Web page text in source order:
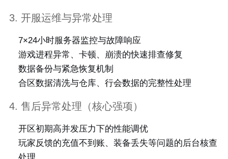
3. 开服运维与异常处理
7×24小时服务器监控与故障响应
游戏进程异常、卡顿、崩溃的快速排查修复
数据备份与紧急恢复机制
合区数据清洗与仓库、行会数据的完整性处理
4. 售后异常处理（核心强项）
开区初期高并发压力下的性能调优
玩家反馈的充值不到账、装备丢失等问题的后台核查